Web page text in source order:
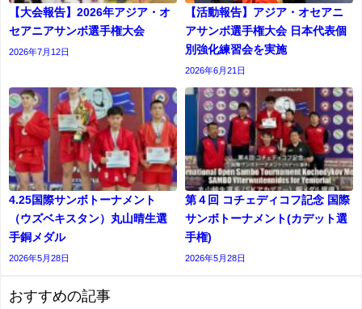
【大会報告】2026年アジア・オ
セアニアサンボ選手権大会
2026年7月12日
【活動報告】アジア・オセアニ
アサンボ選手権大会 日本代表個
別強化練習会を実施
2026年6月21日
4.25国際サンボトーナメント
（ウズベキスタン）丸山晴生選
手銅メダル
2026年5月28日
第４回 コチェディコフ記念 国際
サンボトーナメント(カデット選
⼿権)
2026年5月28日
おすすめの記事